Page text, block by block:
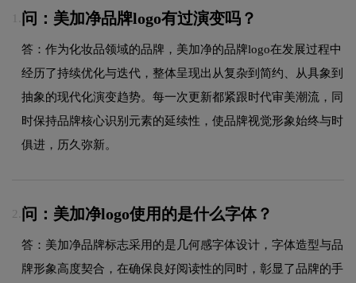
问：美加净品牌logo有过演变吗？
答：作为化妆品领域的品牌，美加净的品牌logo在发展过程中
经历了持续优化与迭代，整体呈现出从复杂到简约、从具象到
抽象的现代化演变趋势。每一次更新都紧跟时代审美潮流，同
时保持品牌核心识别元素的延续性，使品牌视觉形象始终与时
俱进，历久弥新。
2. 问：美加净logo使用的是什么字体？
答：美加净品牌标志采用的是几何感字体设计，字体造型与品
牌形象高度契合，在确保良好阅读性的同时，彰显了品牌的手